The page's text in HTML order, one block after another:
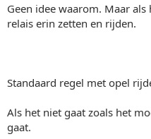
Geen idee waarom. Maar
relais erin zetten en rijden.
Standaard regel met opel
Als het niet gaat zoals het
gaat.